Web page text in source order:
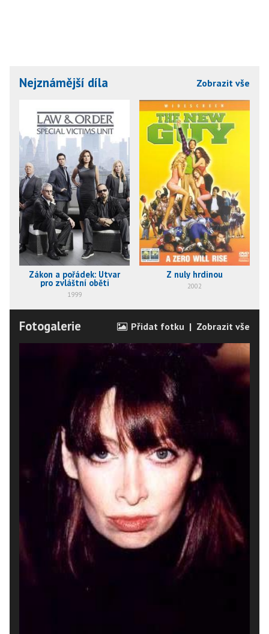
Nejznámější díla Zobrazit vše
Zákon a pořádek: Útvar
pro zvláštní oběti
1999
Z nuly hrdinou
2002
Fotogalerie Přidat fotku | Zobrazit vše